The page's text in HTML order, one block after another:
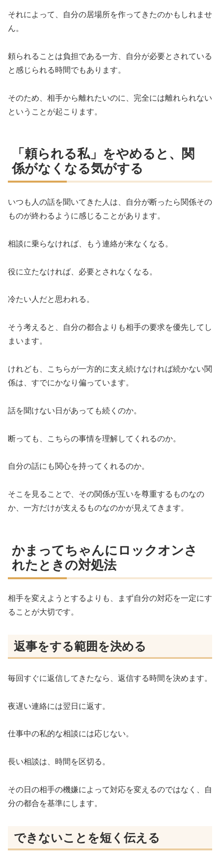
それによって、自分の居場所を作ってきたのかもしれませ
ん。
頼られることは負担である一方、自分が必要とされている
と感じられる時間でもあります。
そのため、相手から離れたいのに、完全には離れられない
ということが起こります。
「頼られる私」をやめると、関
係がなくなる気がする
いつも人の話を聞いてきた人は、自分が断ったら関係その
ものが終わるように感じることがあります。
相談に乗らなければ、もう連絡が来なくなる。
役に立たなければ、必要とされなくなる。
冷たい人だと思われる。
そう考えると、自分の都合よりも相手の要求を優先してし
まいます。
けれども、こちらが一方的に支え続けなければ続かない関
係は、すでにかなり偏っています。
話を聞けない日があっても続くのか。
断っても、こちらの事情を理解してくれるのか。
自分の話にも関心を持ってくれるのか。
そこを見ることで、その関係が互いを尊重するものなの
か、一方だけが支えるものなのかが見えてきます。
かまってちゃんにロックオンさ
れたときの対処法
相手を変えようとするよりも、まず自分の対応を一定にす
ることが大切です。
返事をする範囲を決める
毎回すぐに返信してきたなら、返信する時間を決めます。
夜遅い連絡には翌日に返す。
仕事中の私的な相談には応じない。
長い相談は、時間を区切る。
その日の相手の機嫌によって対応を変えるのではなく、自
分の都合を基準にします。
できないことを短く伝える